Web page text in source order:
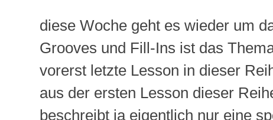
diese Woche geht es wieder um
Grooves und Fill-Ins ist das
vorerst letzte Lesson in dieser
aus der ersten Lesson dieser
beschreibt ja eigentlich nur eine